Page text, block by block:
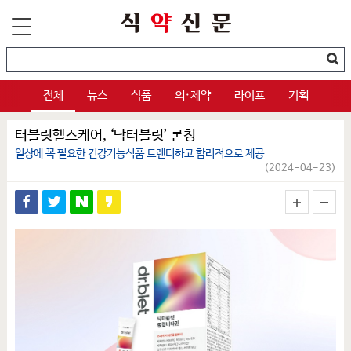
전체 뉴스 식품 의·제약 라이프 기획
터블릿헬스케어, ‘닥터블릿’ 론칭
일상에 꼭 필요한 건강기능식품 트렌디하고 합리적으로 제공
(2024-04-23)